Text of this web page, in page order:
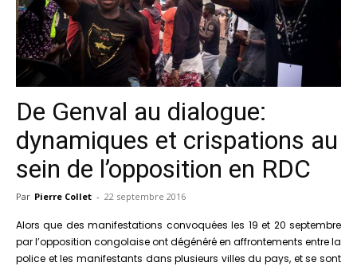
De Genval au dialogue:
dynamiques et crispations au
sein de l’opposition en RDC
Par Pierre Collet - 22 septembre 2016
Alors que des manifestations convoquées les 19 et 20 septembre
par l’opposition congolaise ont dégénéré en affrontements entre la
police et les manifestants dans plusieurs villes du pays, et se sont